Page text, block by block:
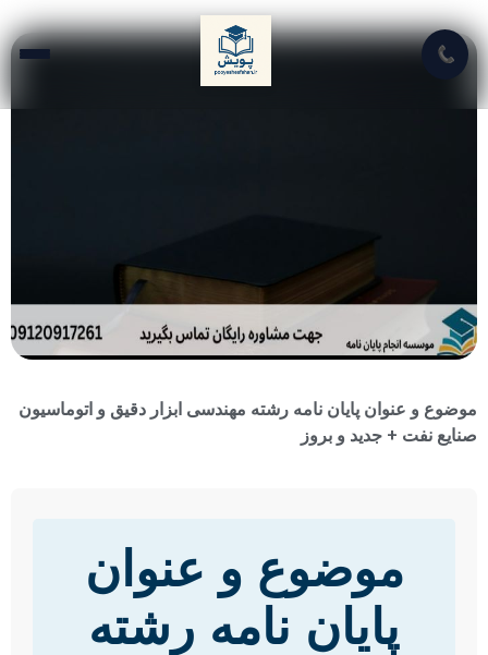
📞
موضوع و عنوان پایان نامه رشته مهندسی ابزار دقیق و اتوماسیون
صنایع نفت + جدید و بروز
موضوع و عنوان
پایان نامه رشته